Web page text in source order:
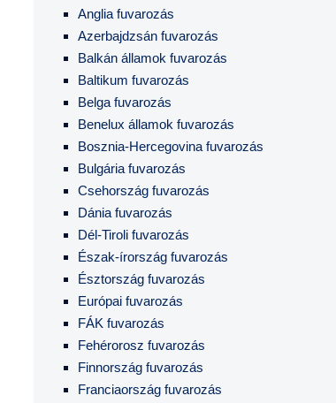
Anglia fuvarozás
Azerbajdzsán fuvarozás
Balkán államok fuvarozás
Baltikum fuvarozás
Belga fuvarozás
Benelux államok fuvarozás
Bosznia-Hercegovina fuvarozás
Bulgária fuvarozás
Csehország fuvarozás
Dánia fuvarozás
Dél-Tiroli fuvarozás
Észak-írország fuvarozás
Észtország fuvarozás
Európai fuvarozás
FÁK fuvarozás
Fehérorosz fuvarozás
Finnország fuvarozás
Franciaország fuvarozás